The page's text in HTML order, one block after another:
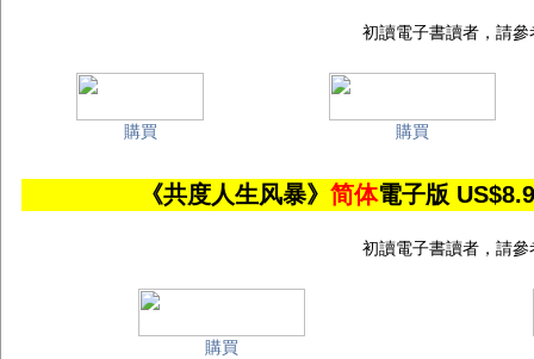
初讀電子書讀者，請參
購買 購買
《共度人生风暴》 简体電子版
初讀電子書讀者，請參
購買